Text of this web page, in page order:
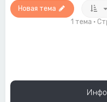
Новая тема
1 тема •